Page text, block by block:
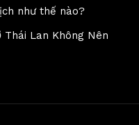
như thế nào?
Lan Không Nên